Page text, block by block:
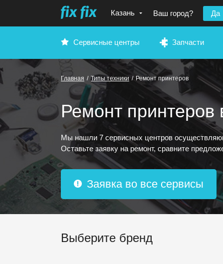
Казань Ваш город? Да
Сервисные центры Запчасти
Главная / Типы техники / Ремонт принтеров
Ремонт принтеров
Мы нашли 7 сервисных центров
Оставьте заявку на ремонт, сравните
Заявка во все сервисы
Выберите бренд